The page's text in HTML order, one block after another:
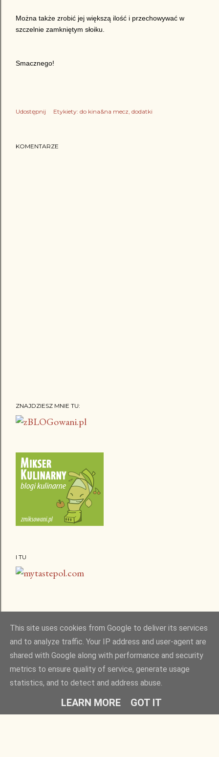
Można także zrobić jej większą ilość i przechowywać w
szczelnie zamkniętym słoiku.
Smacznego!
Udostępnij Etykiety: do kina&na mecz dodatki
KOMENTARZE
ZNAJDZIESZ MNIE TU:
I TU
Obsługiwane przez usługę Blogger
This site uses cookies from Google to deliver its services
and to analyze traffic. Your IP address and user-agent are
shared with Google along with performance and security
metrics to ensure quality of service, generate usage
statistics, and to detect and address abuse.
LEARN MORE GOT IT